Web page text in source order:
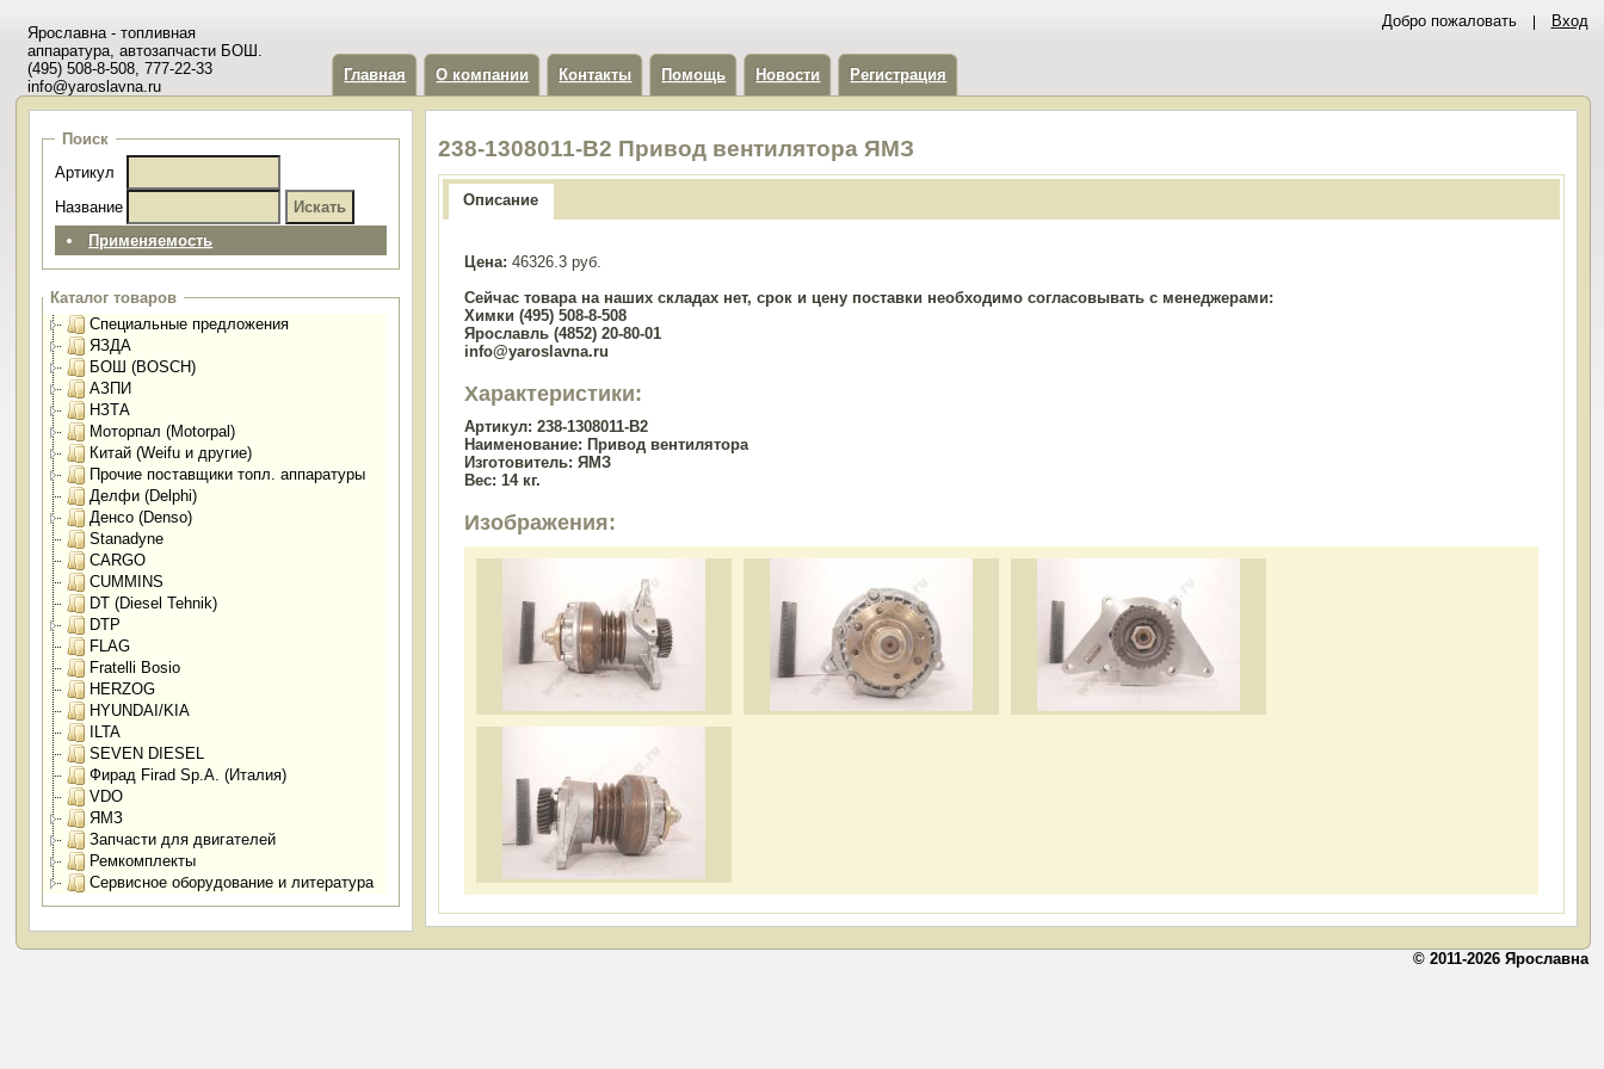
Добро пожаловать Вход
Ярославна - топливная
аппаратура, автозапчасти БОШ.
(495) 508-8-508, 777-22-33
info@yaroslavna.ru
Главная О компании Контакты Помощь Новости Регистрация
Поиск
Артикул
Название
Применяемость
Каталог товаров
Специальные предложения
ЯЗДА
БОШ (BOSCH)
АЗПИ
НЗТА
Моторпал (Motorpal)
Китай (Weifu и другие)
Прочие поставщики топл. аппаратуры
Делфи (Delphi)
Денсо (Denso)
Stanadyne
CARGO
CUMMINS
DT (Diesel Tehnik)
DTP
FLAG
Fratelli Bosio
HERZOG
HYUNDAI/KIA
ILTA
SEVEN DIESEL
Фирад Firad Sp.A. (Италия)
VDO
ЯМЗ
Запчасти для двигателей
Ремкомплекты
Сервисное оборудование и литература
238-1308011-В2 Привод вентилятора ЯМЗ
Описание
Цена: 46326.3 руб.
Сейчас товара на наших складах нет, срок и цену поставки необходимо согласовывать с менеджерами:
Химки (495) 508-8-508
Ярославль (4852) 20-80-01
info@yaroslavna.ru
Характеристики:
Артикул: 238-1308011-В2
Наименование: Привод вентилятора
Изготовитель: ЯМЗ
Вес: 14 кг.
Изображения:
© 2011-2026 Ярославна